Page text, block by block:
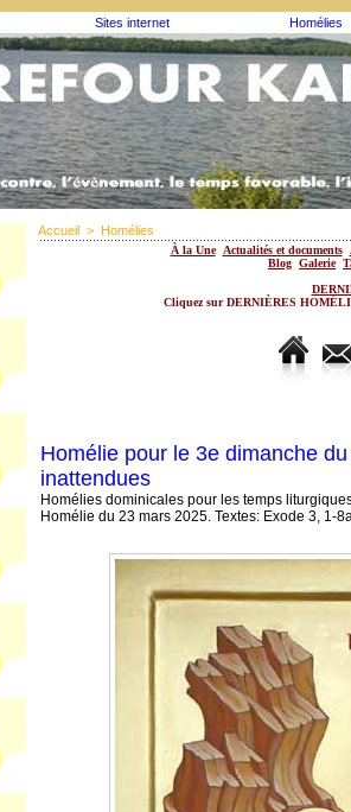
Sites internet Homélies
Accueil > Homélies
À la Une Actualités et documents
Blog Galerie
Cliquez sur DERNIÈRES
Homélie pour le 3e dimanche
inattendues
Homélies dominicales pour les temps
Homélie du 23 mars 2025. Textes: Exode 3, 1-